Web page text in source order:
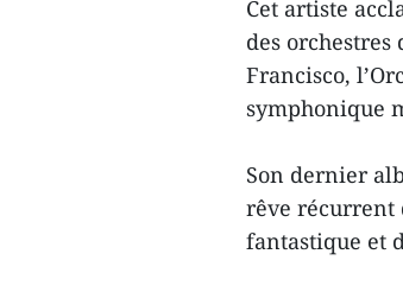
Cet artiste
des
Francisco,
symphonique
Son dernier
rêve récurrent
fantastique et